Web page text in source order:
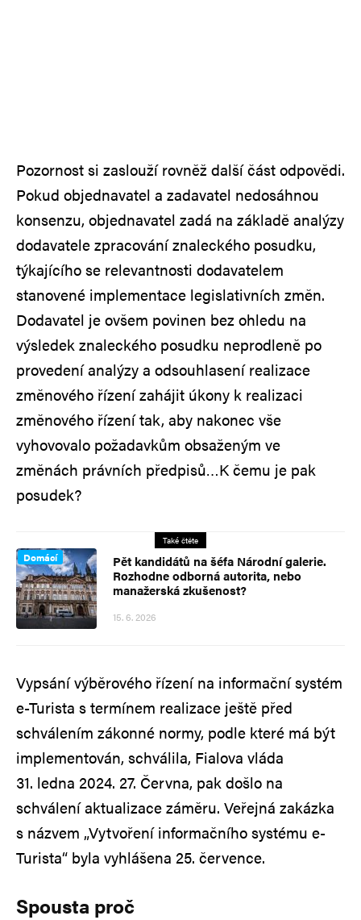
Pozornost si zaslouží rovněž další část odpovědi.
Pokud objednavatel a zadavatel nedosáhnou
konsenzu, objednavatel zadá na základě analýzy
dodavatele zpracování znaleckého posudku,
týkajícího se relevantnosti dodavatelem
stanovené implementace legislativních změn.
Dodavatel je ovšem povinen bez ohledu na
výsledek znaleckého posudku neprodleně po
provedení analýzy a odsouhlasení realizace
změnového řízení zahájit úkony k realizaci
změnového řízení tak, aby nakonec vše
vyhovovalo požadavkům obsaženým ve
změnách právních předpisů…K čemu je pak
posudek?
Také čtěte
Domácí
Pět kandidátů na šéfa Národní galerie.
Rozhodne odborná autorita, nebo
manažerská zkušenost?
15. 6. 2026
Vypsání výběrového řízení na informační systém
e-Turista s termínem realizace ještě před
schválením zákonné normy, podle které má být
implementován, schválila, Fialova vláda
31. ledna 2024. 27. Června, pak došlo na
schválení aktualizace záměru. Veřejná zakázka
s názvem „Vytvoření informačního systému e-
Turista“ byla vyhlášena 25. července.
Spousta proč